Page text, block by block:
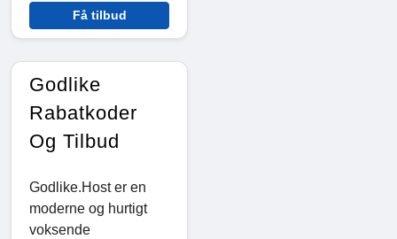
Få tilbud
Godlike
Rabatkoder
Og Tilbud
Godlike.Host er en
moderne og hurtigt
voksende